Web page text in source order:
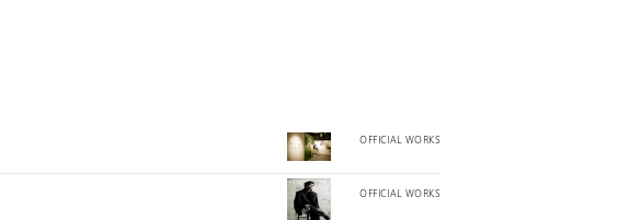
OFFICIAL WORKS
OFFICIAL WORKS